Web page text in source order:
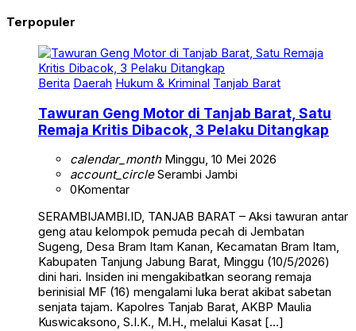
Terpopuler
Berita Daerah Hukum & Kriminal Tanjab Barat
Tawuran Geng Motor di Tanjab Barat, Satu
Remaja Kritis Dibacok, 3 Pelaku Ditangkap
calendar_monthMinggu, 10 Mei 2026
account_circleSerambi Jambi
0Komentar
SERAMBIJAMBI.ID, TANJAB BARAT – Aksi tawuran antar
geng atau kelompok pemuda pecah di Jembatan
Sugeng, Desa Bram Itam Kanan, Kecamatan Bram Itam,
Kabupaten Tanjung Jabung Barat, Minggu (10/5/2026)
dini hari. Insiden ini mengakibatkan seorang remaja
berinisial MF (16) mengalami luka berat akibat sabetan
senjata tajam. Kapolres Tanjab Barat, AKBP Maulia
Kuswicaksono, S.I.K., M.H., melalui Kasat […]